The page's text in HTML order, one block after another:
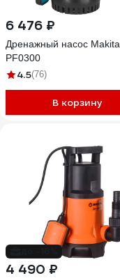
6 476 ₽
Дренажный насос Makita
PF0300
4.5(76)
В корзину
4 490 ₽